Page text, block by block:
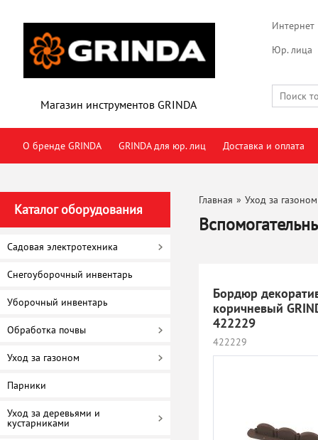
Магазин инструментов GRINDA
Интернет
Юр. лица
О бренде GRINDA GRINDA для юр. лиц Доставка и оплата
Каталог оборудования
Садовая электротехника
Снегоуборочный инвентарь
Уборочный инвентарь
Обработка почвы
Уход за газоном
Парники
Уход за деревьями и
кустарниками
Главная » Уход за газоном
Бордюр
коричневый
422229
422229